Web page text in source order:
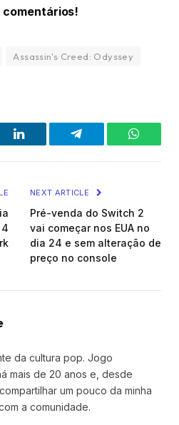
comentários!
Assassin's Creed: Odyssey
LinkedIn Telegram
NEXT ARTICLE
Pré-venda do Switch 2
vai começar nos EUA no
dia 24 e sem alteração de
preço no console
da cultura pop. Jogo
mais de 20 anos e, desde
um pouco da minha
a comunidade.